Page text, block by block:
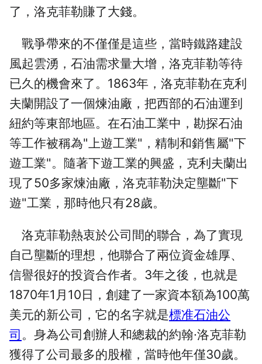
了，洛克菲勒賺了大錢。
戰爭帶來的不僅僅是這些，當時鐵路建設
風起雲湧，石油需求量大增，洛克菲勒等待
已久的機會來了。1863年，洛克菲勒在克利
夫蘭開設了一個煉油廠，把西部的石油運到
紐約等東部地區。在石油工業中，勘探石油
等工作被稱為"上遊工業"，精制和銷售屬"下
遊工業"。隨著下遊工業的興盛，克利夫蘭出
現了50多家煉油廠，洛克菲勒決定壟斷"下
遊"工業，那時他只有28歲。
洛克菲勒熱衷於公司間的聯合，為了實現
自己壟斷的理想，他聯合了兩位資金雄厚、
信譽很好的投資合作者。3年之後，也就是
1870年1月10日，創建了一家資本額為100萬
美元的新公司，它的名字就是標准石油公
司 。身為公司創辦人和總裁的約翰·洛克菲勒
獲得了公司最多的股權，當時他年僅30歲。